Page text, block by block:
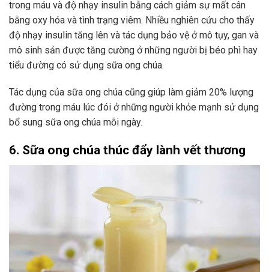
trong máu và độ nhạy insulin bằng cách giảm sự mất cân
bằng oxy hóa và tình trạng viêm. Nhiều nghiên cứu cho thấy
độ nhạy insulin tăng lên và tác dụng bảo vệ ở mô tụy, gan và
mô sinh sản được tăng cường ở những người bị béo phì hay
tiểu đường có sử dụng sữa ong chúa.
Tác dụng của sữa ong chúa cũng giúp làm giảm 20% lượng
đường trong máu lúc đói ở những người khỏe mạnh sử dụng
bổ sung sữa ong chúa mỗi ngày.
6. Sữa ong chúa thúc đẩy lành vết thương